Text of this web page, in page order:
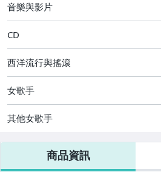
音樂與影片
CD
西洋流行與搖滾
女歌手
其他女歌手
商品資訊